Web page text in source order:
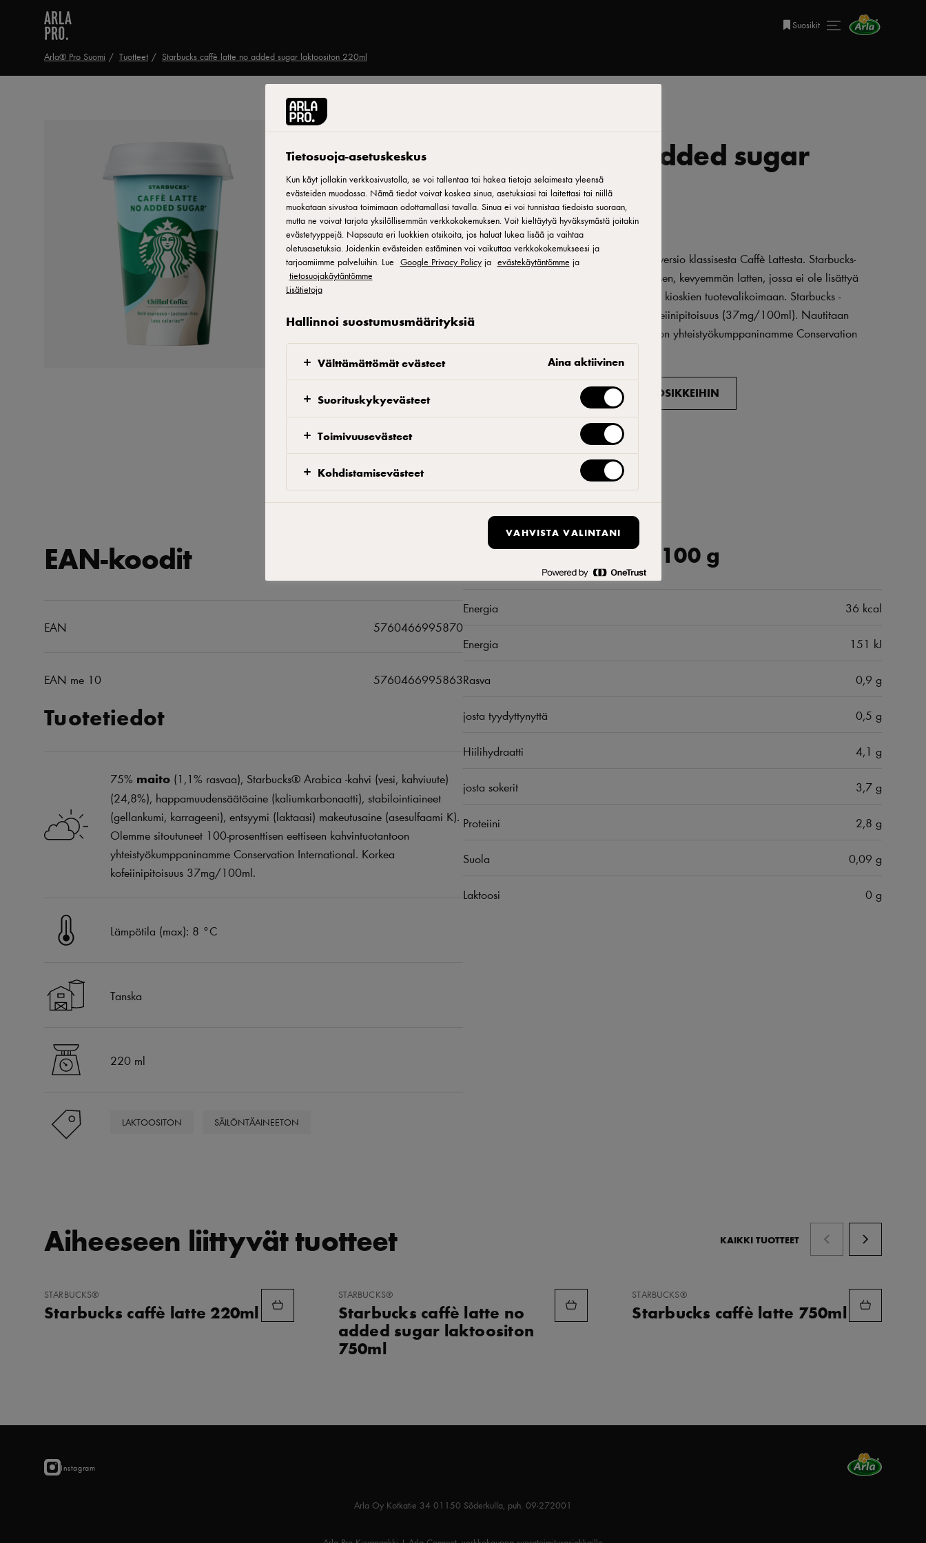
Suosikit
Arla® Pro Suomi Tuotteet Starbucks caffè latte no added sugar laktoositon 220ml
STARBUCKS®
Starbucks caffè latte no added sugar
laktoositon 220ml
ID: 25421
Starbucks Caffè Latte No Added Sugar -maitokahvijuoma on kevyempi versio klassisesta Caffè Lattesta. Starbucks-
espresso ja laktoositon maito muodostavat yhdessä täydellisen harmonisen, kevyemmän latten, jossa ei ole lisättyä
sokeria. Loistava tuote esimerkiksi kahviloiden take away -tuotteeksi sekä kioskien tuotevalikoimaan. Starbucks -
maitokahvijuomat on valmistettu Starbucks Arabica-kahvista. Korkea kofeiinipitoisuus (37mg/100ml). Nautitaan
kylmänä. Olemme sitoutuneet 100-prosenttisen eettiseen kahvintuotantoon yhteistyökumppaninamme Conservation
KATSO, MISTÄ VOIT OSTAA TUOTTEEN LISÄÄ SUOSIKKEIHIN
Löydä yhteyshenkilösi
Tuotetiedot
75% maito (1,1% rasvaa), Starbucks® Arabica -kahvi (vesi, kahviuute)
(24,8%), happamuudensäätöaine (kaliumkarbonaatti), stabilointiaineet
(gellankumi, karrageeni), entsyymi (laktaasi) makeutusaine (asesulfaami K).
Olemme sitoutuneet 100-prosenttisen eettiseen kahvintuotantoon
yhteistyökumppaninamme Conservation International. Korkea
kofeiinipitoisuus 37mg/100ml.
Lämpötila (max): 8 °C
Tanska
220 ml
LAKTOOSITON SÄILÖNTÄAINEETON
EAN-koodit
EAN 5760466995870
EAN me 10 5760466995863
Ravintosisältö per 100 g
Energia 36 kcal
Energia 151 kJ
Rasva 0,9 g
josta tyydyttynyttä 0,5 g
Hiilihydraatti 4,1 g
josta sokerit 3,7 g
Proteiini 2,8 g
Suola 0,09 g
Laktoosi 0 g
Aiheeseen liittyvät tuotteet KAIKKI TUOTTEET
LISÄÄ
STARBUCKS®
Starbucks caffè latte 220ml
LISÄÄ
STARBUCKS®
Starbucks caffè latte no
added sugar laktoositon
750ml
LISÄÄ
STARBUCKS®
Starbucks caffè latte 750ml
Instagram
Arla Oy Kotkatie 34 01150 Söderkulla, puh. 09-272001
Tietosuoja-asetuskeskus
Kun käyt jollakin verkkosivustolla, se voi tallentaa tai hakea tietoja selaimesta yleensä
evästeiden muodossa. Nämä tiedot voivat koskea sinua, asetuksiasi tai laitettasi tai niillä
muokataan sivustoa toimimaan odottamallasi tavalla. Sinua ei voi tunnistaa tiedoista suoraan,
mutta ne voivat tarjota yksilöllisemmän verkkokokemuksen. Voit kieltäytyä hyväksymästä joitakin
evästetyyppejä. Napsauta eri luokkien otsikoita, jos haluat lukea lisää ja vaihtaa
oletusasetuksia. Joidenkin evästeiden estäminen voi vaikuttaa verkkokokemukseesi ja
tarjoamiimme palveluihin. Lue Google Privacy Policyja evästekäytäntömme ja
tietosuojakäytäntömme
Lisätietoja
Hallinnoi suostumusmäärityksiä
Välttämättömät evästeet Aina aktiivinen
Suorituskykyevästeet
Toimivuusevästeet
Kohdistamisevästeet
VAHVISTA VALINTANI